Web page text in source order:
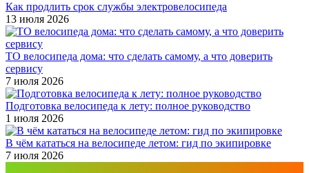
Как продлить срок службы электровелосипеда
13 июля 2026
ТО велосипеда дома: что сделать самому, а что доверить
сервису
7 июля 2026
Подготовка велосипеда к лету: полное руководство
1 июля 2026
В чём кататься на велосипеде летом: гид по экипировке
7 июля 2026